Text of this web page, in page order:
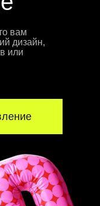
вам
дизайн,
или